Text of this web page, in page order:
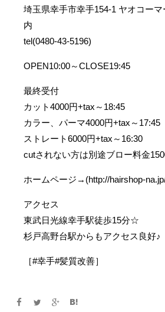
埼玉県幸手市幸手154-1 ヤオコー
内
tel(0480-43-5196)
OPEN10:00～CLOSE19:45
最終受付
カット4000円+tax～18:45
カラー、パーマ4000円+tax～17:45
ストレート6000円+tax～16:30
cutされない方は別途ブロー料金
ホームページ→(http://hairshop-
アクセス
東武日光線幸手駅徒歩15分☆
杉戸高野台駅からもアクセス良好♪
［#幸手#髪質改善］